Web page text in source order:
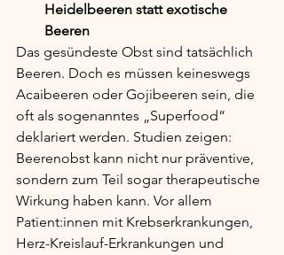
Heidelbeeren statt exotische
Beeren
Das gesündeste Obst sind tatsächlich
Beeren. Doch es müssen keineswegs
Acaibeeren oder Gojibeeren sein, die
oft als sogenanntes „Superfood“
deklariert werden. Studien zeigen:
Beerenobst kann nicht nur präventive,
sondern zum Teil sogar therapeutische
Wirkung haben kann. Vor allem
Patient:innen mit Krebserkrankungen,
Herz-Kreislauf-Erkrankungen und